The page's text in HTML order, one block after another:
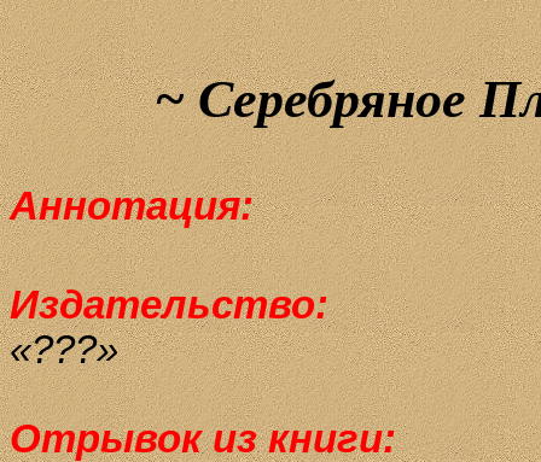
~Серебряное
Аннотация:
Издательство:
«???»
Отрывок из книги: